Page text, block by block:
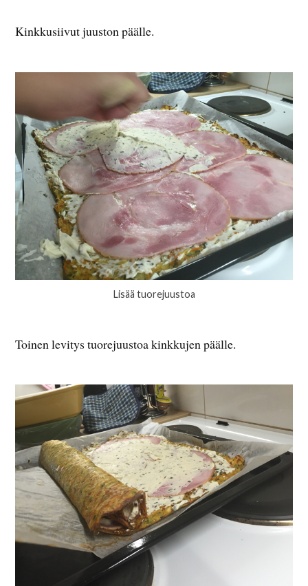
Kinkkusiivut juuston päälle.
Lisää tuorejuustoa
Toinen levitys tuorejuustoa kinkkujen päälle.